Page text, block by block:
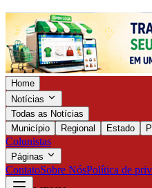
Home
Notícias
Todas as Notícias
Município
Regional Estado
Colunistas
Páginas
ContatoSobre NósPolítica de